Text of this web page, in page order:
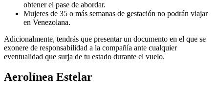
obtener el pase de abordar.
Mujeres de 35 o más semanas de gestación no podrán viajar
en Venezolana.
Adicionalmente, tendrás que presentar un documento en el que se
exonere de responsabilidad a la compañía ante cualquier
eventualidad que surja de tu estado durante​ el vuelo.
Aerolínea Estelar